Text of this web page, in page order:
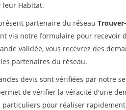
leur Habitat.
partenaire du réseau
via notre formulaire pour recevoir
validée, vous recevrez des
partenaires du réseau.
devis sont vérifiées par notre
de vérifier la véracité d'une
particuliers pour réaliser